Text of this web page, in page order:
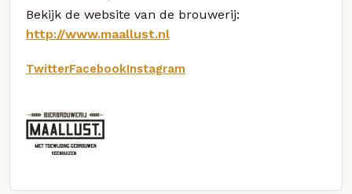
Bekijk de website van de brouwerij:
http://www.maallust.nl
TwitterFacebookInstagram